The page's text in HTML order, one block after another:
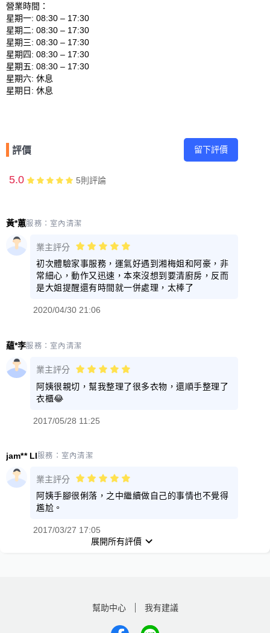
營業時間：
星期一: 08:30 – 17:30
星期二: 08:30 – 17:30
星期三: 08:30 – 17:30
星期四: 08:30 – 17:30
星期五: 08:30 – 17:30
星期六: 休息
評價 留下評價
5.0 5則評論
黃*蕙服務： 室內清潔
業主評分
初次體驗家事服務，運氣好遇到湘梅姐和阿豪，非
常細心，動作又迅速，本來沒想到要清廚房，反而
是大姐提醒還有時間就一併處理，太棒了
2020/04/30 21:06
蘊*李服務： 室內清潔
業主評分
阿姨很親切，幫我整理了很多衣物，還順手整理了
衣櫃😂
2017/05/28 11:25
jam** LI服務： 室內清潔
業主評分
阿姨手腳很俐落，之中繼續做自己的事情也不覺得
尷尬。
2017/03/27 17:05
展開所有評價
幫助中心 我有建議